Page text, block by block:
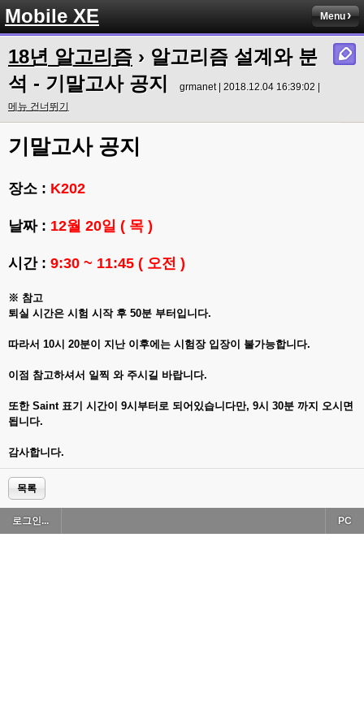
Mobile XE Menu
18년 알고리즘 › 알고리즘 설계와 분
석 - 기말고사 공지
grmanet | 2018.12.04 16:39:02 |
메뉴 건너뛰기
기말고사 공지
장소 : K202
날짜 : 12월 20일 ( 목 )
시간 : 9:30 ~ 11:45 ( 오전 )
※ 참고
퇴실 시간은 시험 시작 후 50분 부터입니다.
따라서 10시 20분이 지난 이후에는 시험장 입장이 불가능합니다.
이점 참고하셔서 일찍 와 주시길 바랍니다.
또한 Saint 표기 시간이 9시부터로 되어있습니다만, 9시 30분 까지 오시면
됩니다.
감사합니다.
목록
로그인... PC